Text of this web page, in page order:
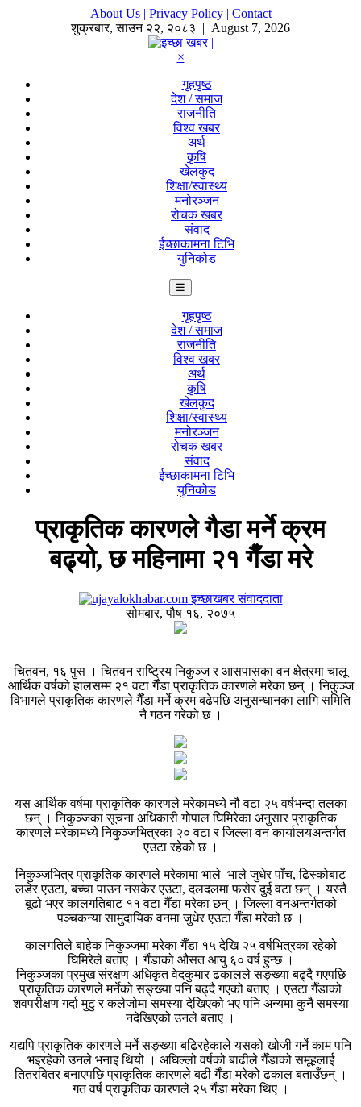
About Us | Privacy Policy | Contact
शुक्रबार,साउन २२, २०८३ | August 7, 2026
×
गृहपृष्ठ
देश / समाज
राजनीति
विश्व खबर
अर्थ
कृषि
खेलकुद
शिक्षा/स्वास्थ्य
मनोरञ्जन
रोचक खबर
संवाद
ईच्छाकामना टिभि
युनिकोड
☰
गृहपृष्ठ
देश / समाज
राजनीति
विश्व खबर
अर्थ
कृषि
खेलकुद
शिक्षा/स्वास्थ्य
मनोरञ्जन
रोचक खबर
संवाद
ईच्छाकामना टिभि
युनिकोड
प्राकृतिक कारणले गैडा मर्ने क्रम
बढ्यो, छ महिनामा २१ गैँडा मरे
इच्छाखबर संवाददाता
सोमबार, पौष १६, २०७५
चितवन, १६ पुस । चितवन राष्ट्रिय निकुञ्ज र आसपासका वन क्षेत्रमा चालू
आर्थिक वर्षको हालसम्म २१ वटा गैँडा प्राकृतिक कारणले मरेका छन् । निकुञ्ज
विभागले प्राकृतिक कारणले गैँडा मर्ने क्रम बढेपछि अनुसन्धानका लागि समिति
नै गठन गरेको छ ।
यस आर्थिक वर्षमा प्राकृतिक कारणले मरेकामध्ये नौ वटा २५ वर्षभन्दा तलका
छन् । निकुञ्जका सूचना अधिकारी गोपाल घिमिरेका अनुसार प्राकृतिक
कारणले मरेकामध्ये निकुञ्जभित्रका २० वटा र जिल्ला वन कार्यालयअन्तर्गत
एउटा रहेको छ ।
निकुञ्जभित्र प्राकृतिक कारणले मरेकामा भाले–भाले जुधेर पाँच, ढिस्कोबाट
लडेर एउटा, बच्चा पाउन नसकेर एउटा, दलदलमा फसेर दुई वटा छन् । यस्तै
बूढो भएर कालगतिबाट ११ वटा गैँडा मरेका छन् । जिल्ला वनअन्तर्गतको
पञ्चकन्या सामुदायिक वनमा जुधेर एउटा गैँडा मरेको छ ।
कालगतिले बाहेक निकुञ्जमा मरेका गैँडा १५ देखि २५ वर्षभित्रका रहेको
घिमिरेले बताए । गैँडाको औसत आयु ६० वर्ष हुन्छ ।
निकुञ्जका प्रमुख संरक्षण अधिकृत वेदकुमार ढकालले सङ्ख्या बढ्दै गएपछि
प्राकृतिक कारणले मर्नेको सङ्ख्या पनि बढ्दै गएको बताए । एउटा गैँडाको
शवपरीक्षण गर्दा मुटु र कलेजोमा समस्या देखिएको भए पनि अन्यमा कुनै समस्या
नदेखिएको उनले बताए ।
यद्यपि प्राकृतिक कारणले मर्ने सङ्ख्या बढिरहेकाले यसको खोजी गर्ने काम पनि
भइरहेको उनले भनाइ थियो । अघिल्लो वर्षको बाढीले गैँडाको समूहलाई
तितरबितर बनाएपछि प्राकृतिक कारणले बढी गैँडा मरेको ढकाल बताउँछन् ।
गत वर्ष प्राकृतिक कारणले २५ गैँडा मरेका थिए ।